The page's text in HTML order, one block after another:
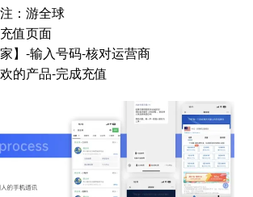
：游全球
值页面
】-输入号码-核对运营商
的产品-完成充值